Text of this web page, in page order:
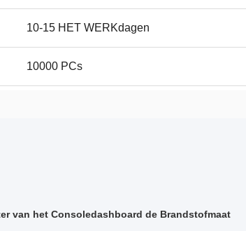
10-15 HET WERKdagen
10000 PCs
van het Consoledashboard de Brandstofmaat